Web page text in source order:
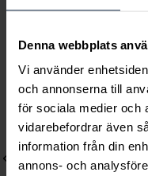
Denna webbplats
Vi använder
och annonserna till
för sociala medier och
vidarebefordrar även
information från din
annons- och
Andra